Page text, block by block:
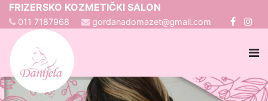
FRIZERSKO KOZMETIČKI SALON
011 7187968 gordanadomazet@gmail.com